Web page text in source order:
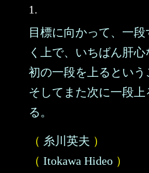
1.
目標に向かって、一
く上で、いちばん肝
初の一段を上るという
そしてまた次に一段
る。
（ 糸川英夫 ）
（ Itokawa Hideo ）